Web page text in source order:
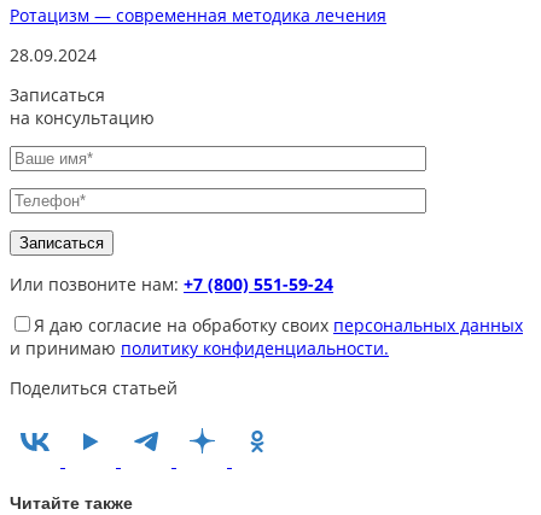
Ротацизм — современная методика лечения
28.09.2024
Записаться
на консультацию
Или позвоните нам: +7 (800) 551-59-24
Я даю согласие на обработку своих персональных данных
и принимаю политику конфиденциальности.
Поделиться статьей
Читайте также